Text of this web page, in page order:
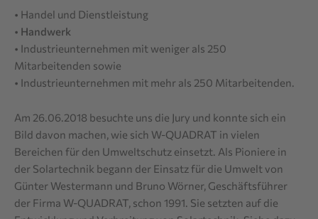
• Handel und Dienstleistung
• Handwerk
• Industrieunternehmen mit weniger als 250
Mitarbeitenden sowie
• Industrieunternehmen mit mehr als 250 Mitarbeitenden.
Am 26.06.2018 besuchte uns die Jury und konnte sich ein
Bild davon machen, wie sich W-QUADRAT in vielen
Bereichen für den Umweltschutz einsetzt. Als Pioniere in
der Solartechnik begann der Einsatz für die Umwelt von
Günter Westermann und Bruno Wörner, Geschäftsführer
der Firma W-QUADRAT, schon 1991. Sie setzten auf die